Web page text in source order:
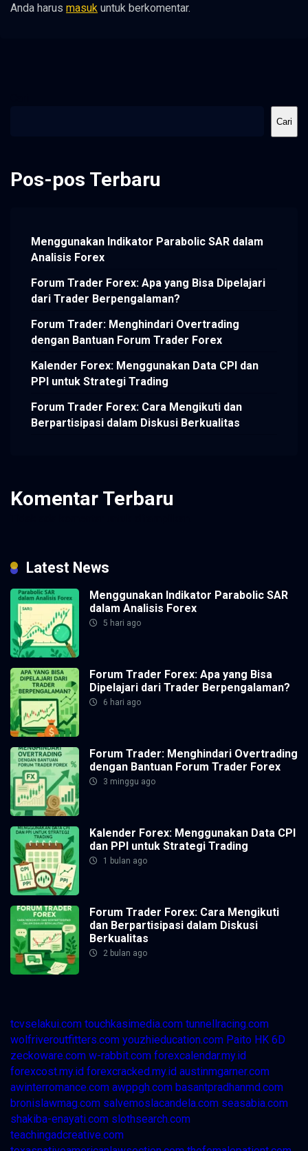
Anda harus masuk untuk berkomentar.
Cari
Pos-pos Terbaru
Menggunakan Indikator Parabolic SAR dalam
Analisis Forex
Forum Trader Forex: Apa yang Bisa Dipelajari
dari Trader Berpengalaman?
Forum Trader: Menghindari Overtrading
dengan Bantuan Forum Trader Forex
Kalender Forex: Menggunakan Data CPI dan
PPI untuk Strategi Trading
Forum Trader Forex: Cara Mengikuti dan
Berpartisipasi dalam Diskusi Berkualitas
Komentar Terbaru
Latest News
Menggunakan Indikator Parabolic SAR
dalam Analisis Forex
5 hari ago
Forum Trader Forex: Apa yang Bisa
Dipelajari dari Trader Berpengalaman?
6 hari ago
Forum Trader: Menghindari Overtrading
dengan Bantuan Forum Trader Forex
3 minggu ago
Kalender Forex: Menggunakan Data CPI
dan PPI untuk Strategi Trading
1 bulan ago
Forum Trader Forex: Cara Mengikuti
dan Berpartisipasi dalam Diskusi
Berkualitas
2 bulan ago
tcvselakui.com touchkasimedia.com tunnellracing.com
wolfriveroutfitters.com youzhieducation.com Paito HK 6D
zeckoware.com w-rabbit.com forexcalendar.my.id
forexcost.my.id forexcracked.my.id austinmgarner.com
awinterromance.com awppgh.com basantpradhanmd.com
bronislawmag.com salvemoslacandela.com seasabia.com
shakiba-enayati.com slothsearch.com
teachingadcreative.com